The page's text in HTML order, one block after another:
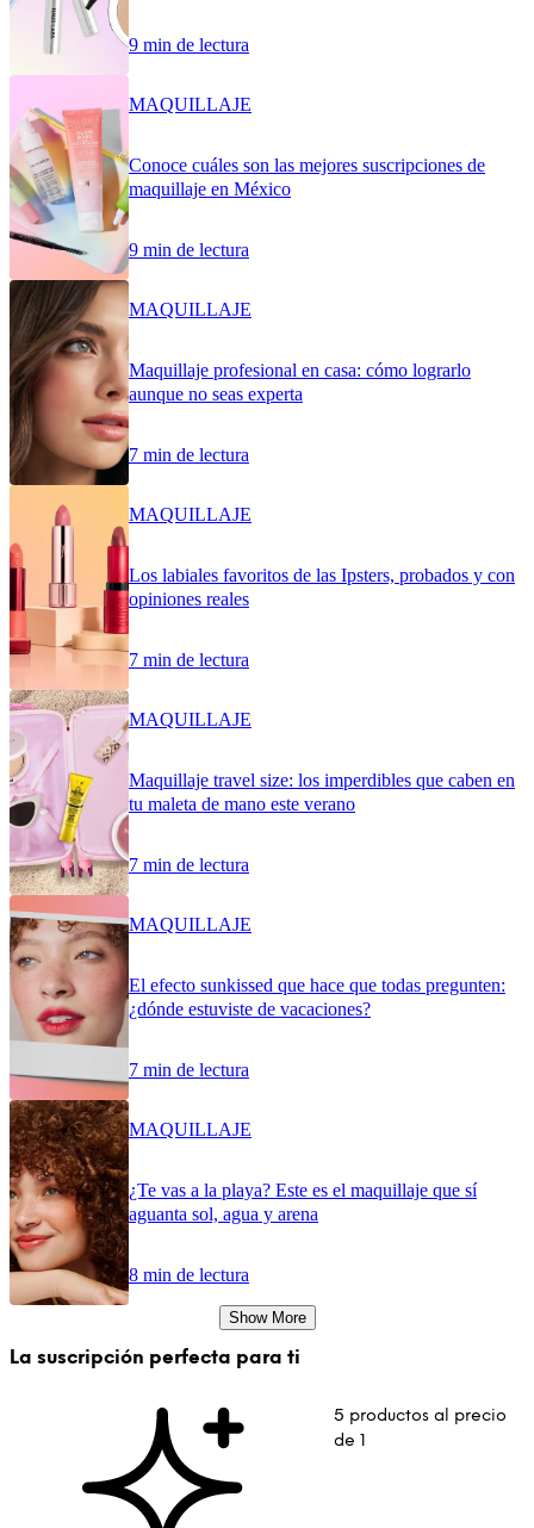
9 min de lectura
MAQUILLAJE
Conoce cuáles son las mejores suscripciones de
maquillaje en México
9 min de lectura
MAQUILLAJE
Maquillaje profesional en casa: cómo lograrlo
aunque no seas experta
7 min de lectura
MAQUILLAJE
Los labiales favoritos de las Ipsters, probados y con
opiniones reales
7 min de lectura
MAQUILLAJE
Maquillaje travel size: los imperdibles que caben en
tu maleta de mano este verano
7 min de lectura
MAQUILLAJE
El efecto sunkissed que hace que todas pregunten:
¿dónde estuviste de vacaciones?
7 min de lectura
MAQUILLAJE
¿Te vas a la playa? Este es el maquillaje que sí
aguanta sol, agua y arena
8 min de lectura
Show More
La suscripción perfecta para ti
5 productos al precio
de 1